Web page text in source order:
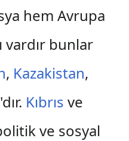
hem Avrupa
vardır bunlar
, Kazakistan,
'dır. Kıbrıs ve
ve sosyal